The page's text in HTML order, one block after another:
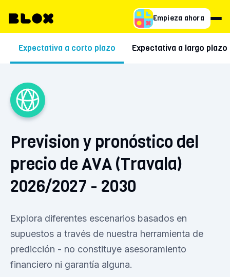
Empieza ahora
Expectativa a corto plazo Expectativa a largo plazo
Prevision y pronóstico del
precio de AVA (Travala)
2026/2027 - 2030
Explora diferentes escenarios basados en
supuestos a través de nuestra herramienta de
predicción - no constituye asesoramiento
financiero ni garantía alguna.